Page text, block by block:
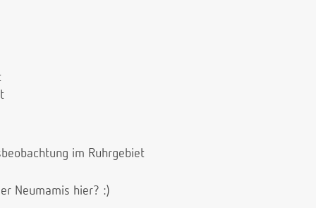
im Ruhrgebiet
Neumamis hier? :)